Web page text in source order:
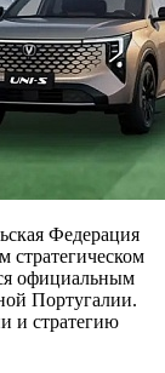
Федерация
стратегическом
официальным
Португалии.
и стратегию